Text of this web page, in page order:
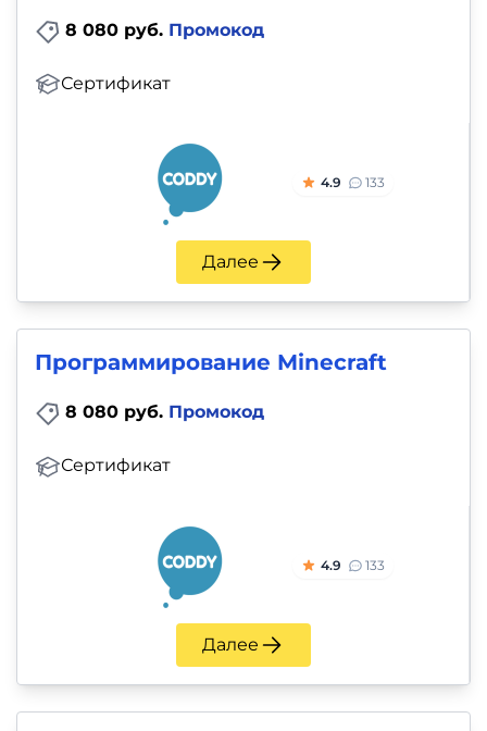
8 080 руб. Промокод
Сертификат
4.9 133
Далее
Программирование Minecraft
8 080 руб. Промокод
Сертификат
4.9 133
Далее